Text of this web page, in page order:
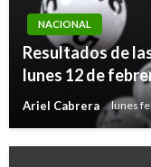
NACIONAL
Resultados de
lunes 12 de
Ariel Cabrera lunes